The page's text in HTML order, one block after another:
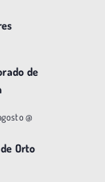
de
@
Orto